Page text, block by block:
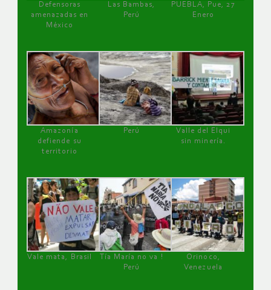
Defensoras
amenazadas en
México
Las Bambas,
Perú
PUEBLA, Pue, 27
Enero
Amazonía
defiende su
territorio
Perú
Valle del Elqui
sin minería.
Vale mata, Brasil
Tía María no va !
Perú
Orinoco,
Venezuela